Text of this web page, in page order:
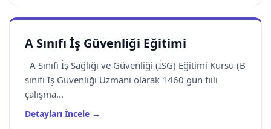
A Sınıfı İş Güvenliği Eğitimi
A Sınıfı İş Sağlığı ve Güvenliği (İSG) Eğitimi Kursu (B
sınıfı İş Güvenliği Uzmanı olarak 1460 gün fiili
çalışma...
Detayları İncele →